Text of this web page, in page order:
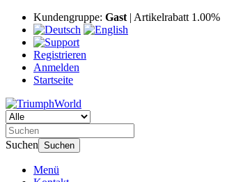
Kundengruppe: Gast | Artikelrabatt 1.00%
Registrieren
Anmelden
Startseite
Suchen Suchen
Menü